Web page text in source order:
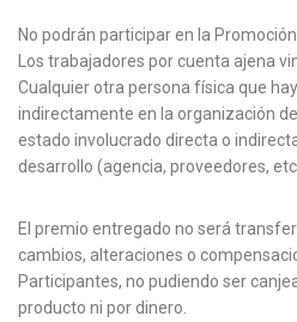
No podrán participar en la
Los trabajadores por cuenta ajena
Cualquier otra persona física que
indirectamente en la organización
estado involucrado directa o
desarrollo (agencia, proveedores,
El premio entregado no será
cambios, alteraciones o
Participantes, no pudiendo ser
producto ni por dinero.